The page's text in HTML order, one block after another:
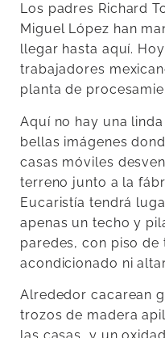
Los padres Richard
Miguel López han
llegar hasta aquí.
trabajadores
planta de
Aquí no hay una
bellas imágenes
casas móviles
terreno junto a la
Eucaristía tendrá
apenas un techo y
paredes, con piso de
acondicionado ni
Alrededor cacarean
trozos de madera